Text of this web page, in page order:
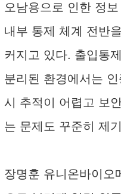
오남용으로 인한 정
내부 통제 체계 전반
커지고 있다. 출입통
분리된 환경에서는
시 추적이 어렵고 보
는 문제도 꾸준히 제
장명훈 유니온바이오